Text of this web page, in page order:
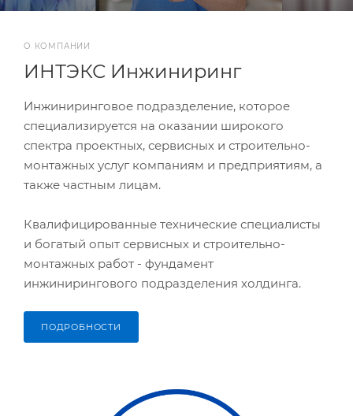
О КОМПАНИИ
ИНТЭКС Инжиниринг
Инжиниринговое подразделение, которое
специализируется на оказании широкого
спектра проектных, сервисных и строительно-
монтажных услуг компаниям и предприятиям, а
также частным лицам.
Квалифицированные технические специалисты
и богатый опыт сервисных и строительно-
монтажных работ - фундамент
инжинирингового подразделения холдинга.
ПОДРОБНОСТИ